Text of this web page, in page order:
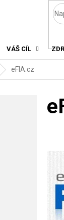
VÁŠ CÍL
eFIA.cz